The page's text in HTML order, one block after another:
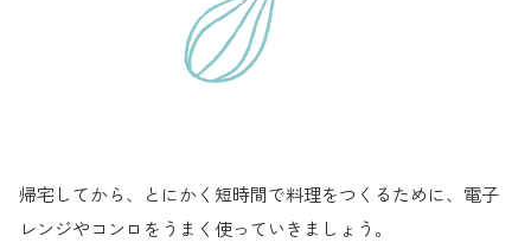
帰宅してから、とにかく短時間で料理をつくるために、電子
レンジやコンロをうまく使っていきましょう。